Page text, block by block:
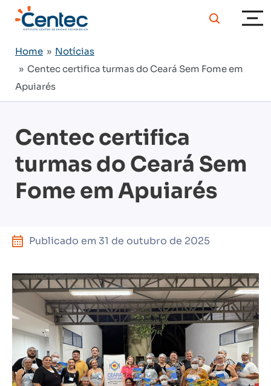
Home » Notícias
» Centec certifica turmas do Ceará Sem Fome em
Apuiarés
Centec certifica
turmas do Ceará Sem
Fome em Apuiarés
Publicado em 31 de outubro de 2025